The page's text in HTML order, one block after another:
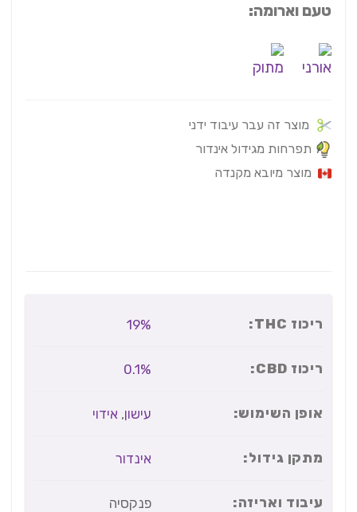
טעם וארומה:
מוצר זה עבר עיבוד ידני
תפרחות מגידול אינדור
מוצר מיובא מקנדה
ריכוז THC: 19%
ריכוז CBD: 0.1%
אופן השימוש: עישון,אידוי
מתקן גידול: אינדור
עיבוד ואריזה: פנקסיה